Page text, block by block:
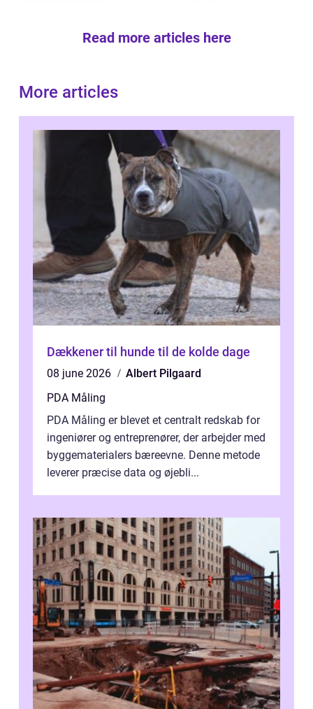
Read more articles here
More articles
Dækkener til hunde til de kolde dage
08 june 2026
Albert Pilgaard
PDA Måling
PDA Måling er blevet et centralt redskab for
ingeniører og entreprenører, der arbejder med
byggematerialers bæreevne. Denne metode
leverer præcise data og øjebli...